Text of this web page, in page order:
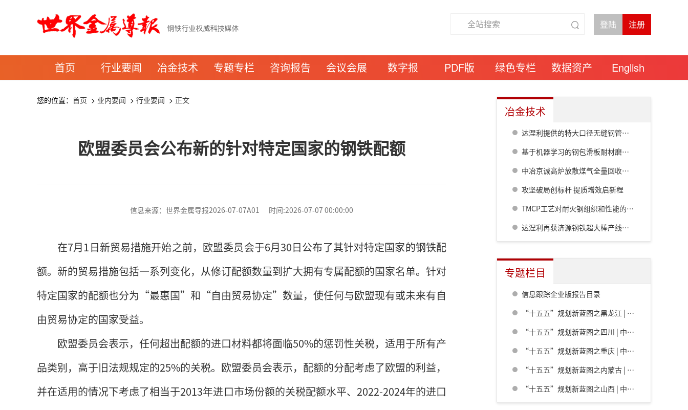
首页 行业要闻 冶金技术 专题专栏 咨询报告 会议会展 数字报 PDF版 绿色专栏 数据资产 English
您的位置： 首页 > 业内要闻 > 行业要闻 > 正文
欧盟委员会公布新的针对特定国家的钢铁配额
信息来源：世界金属导报2026-07-07A01 时间:2026-07-07 00:00:00
在7月1日新贸易措施开始之前，欧盟委员会于6月30日公布了其针对特定国家的钢铁配
额。新的贸易措施包括一系列变化，从修订配额数量到扩大拥有专属配额的国家名单。针对
特定国家的配额也分为“最惠国”和“自由贸易协定”数量，使任何与欧盟现有或未来有自
由贸易协定的国家受益。
欧盟委员会表示，任何超出配额的进口材料都将面临50%的惩罚性关税，适用于所有产
品类别，高于旧法规规定的25%的关税。欧盟委员会表示，配额的分配考虑了欧盟的利益，
并在适用的情况下考虑了相当于2013年进口市场份额的关税配额水平、2022-2024年的进口
冶金技术
达涅利提供的特大口径无缝钢管热连轧线在衡钢热试成功
基于机器学习的钢包滑板耐材磨损预测模型研究
中冶京诚高炉放散煤气全量回收成套技术方案
攻坚破局创标杆 提质增效启新程
TMCP工艺对耐火钢组织和性能的影响
达涅利再获济源钢铁超大棒产线核心设备订单
专题栏目
信息跟踪企业版报告目录
“十五五”规划新蓝图之黑龙江 | 中共黑龙江省委关于制定国民经济和社会发展第十五个五年规划的建议
“十五五”规划新蓝图之四川 | 中共四川省委关于制定四川省国民经济和社会发展第十五个五年规划的建议
“十五五”规划新蓝图之重庆 | 中共重庆市委关于制定重庆市国民经济和社会发展第十五个五年规划的建议
“十五五”规划新蓝图之内蒙古 | 内蒙古自治区党委关于制定国民经济和社会发展第十五个五年规划的建议
“十五五”规划新蓝图之山西 | 中共山西省委关于制定山西省国民经济和社会发展第十五个五年规划的建议